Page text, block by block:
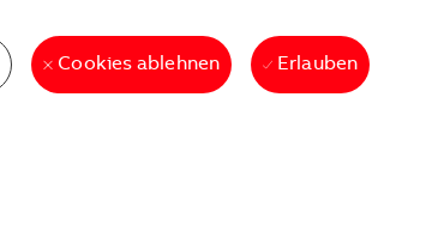
Cookies ablehnen Erlauben